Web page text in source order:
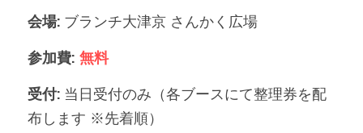
会場: ブランチ大津京 さんかく広場
参加費: 無料
受付: 当日受付のみ（各ブースにて整理券を配
布します ※先着順）